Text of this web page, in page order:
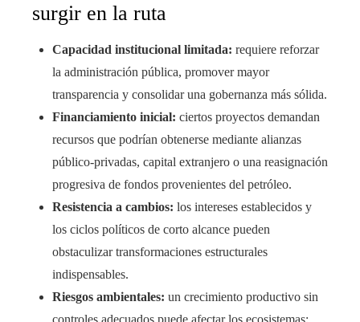
surgir en la ruta
Capacidad institucional limitada: requiere reforzar
la administración pública, promover mayor
transparencia y consolidar una gobernanza más sólida.
Financiamiento inicial: ciertos proyectos demandan
recursos que podrían obtenerse mediante alianzas
público-privadas, capital extranjero o una reasignación
progresiva de fondos provenientes del petróleo.
Resistencia a cambios: los intereses establecidos y
los ciclos políticos de corto alcance pueden
obstaculizar transformaciones estructurales
indispensables.
Riesgos ambientales: un crecimiento productivo sin